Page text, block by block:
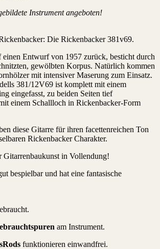
Instrument angeboten!
Die Rickenbacker 381v69.
einen Entwurf von 1957 zurück, besticht durch
gewölbten Korpus. Natürlich kommen
mit intensiver Maserung zum Einsatz.
381/12V69 ist komplett mit einem
eingefasst, zu beiden Seiten tief
einem Schallloch in Rickenbacker-Form
diese Gitarre für ihren facettenreichen Ton
Rickenbacker Charakter.
Gitarrenbaukunst in Vollendung!
bespielbar und hat eine fantasische
am Instrument.
funktionieren einwandfrei.